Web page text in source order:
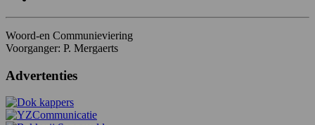
Woord-en Communieviering
Voorganger: P. Mergaerts
Advertenties